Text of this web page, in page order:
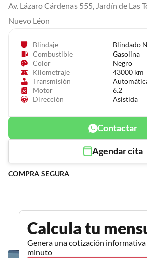
Av. Lázaro Cárdenas 555, Jardín de Las
Nuevo Léon
Blindaje
Blindado
Combustible
Gasolina
Color
Negro
Kilometraje
43000 km
Transmisión
Motor
6.2
Dirección
Asistida
Contactar
Agendar cita
COMPRA SEGURA
Calcula tu
Genera una cotización informativa
minuto